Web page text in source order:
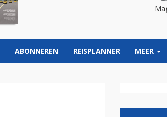
ABONNEREN REISPLANNER MEER